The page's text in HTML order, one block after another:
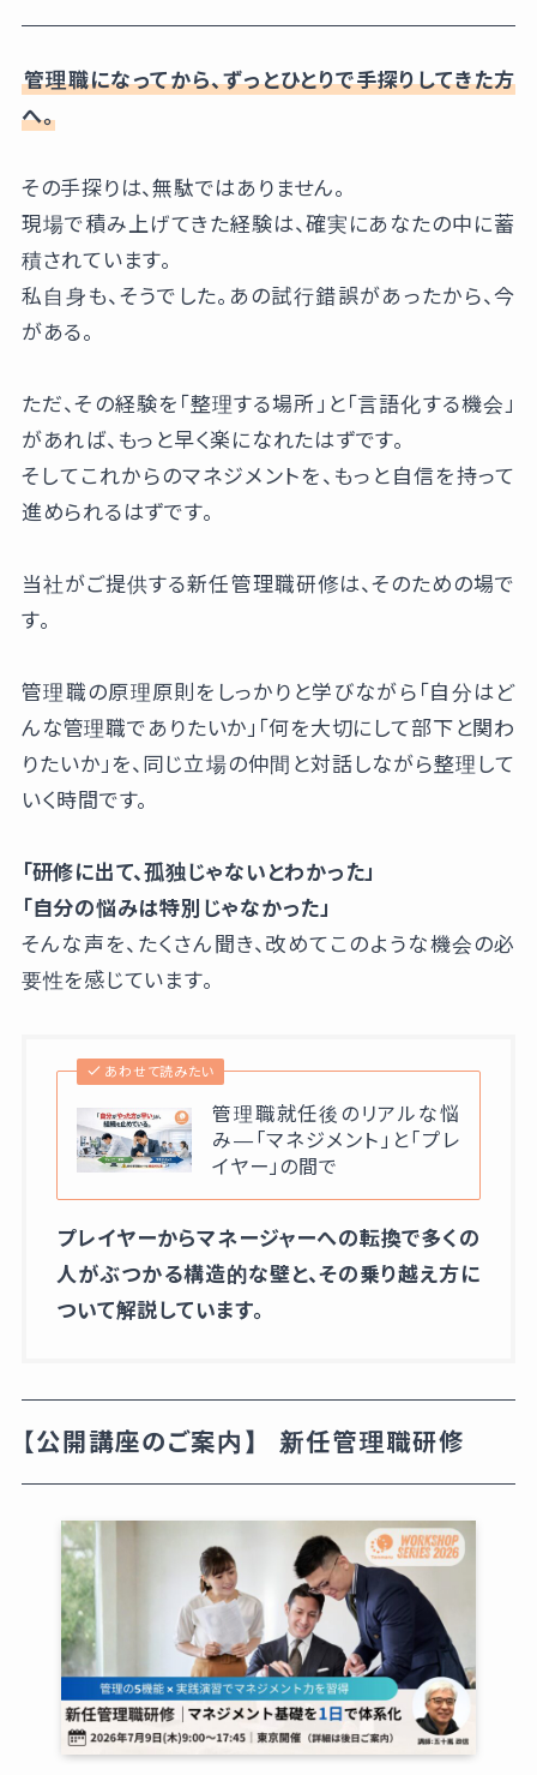
管理職になってから、ずっとひとりで手探りしてきた方
へ。
その手探りは、無駄ではありません。
現場で積み上げてきた経験は、確実にあなたの中に蓄
積されています。
私自身も、そうでした。あの試行錯誤があったから、今
がある。
ただ、その経験を「整理する場所」と「言語化する機会」
があれば、もっと早く楽になれたはずです。
そしてこれからのマネジメントを、もっと自信を持って
進められるはずです。
当社がご提供する新任管理職研修は、そのための場で
す。
管理職の原理原則をしっかりと学びながら「自分はど
んな管理職でありたいか」「何を大切にして部下と関わ
りたいか」を、同じ立場の仲間と対話しながら整理して
いく時間です。
「研修に出て、孤独じゃないとわかった」
「自分の悩みは特別じゃなかった」
そんな声を、たくさん聞き、改めてこのような機会の必
要性を感じています。
あわせて読みたい
管理職就任後のリアルな悩
み—「マネジメント」と「プレ
イヤー」の間で
プレイヤーからマネージャーへの転換で多くの
人がぶつかる構造的な壁と、その乗り越え方に
ついて解説しています。
【公開講座のご案内】 新任管理職研修